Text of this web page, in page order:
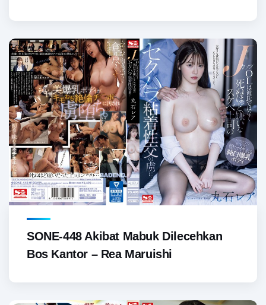
SONE-448 Akibat Mabuk Dilecehkan
Bos Kantor – Rea Maruishi